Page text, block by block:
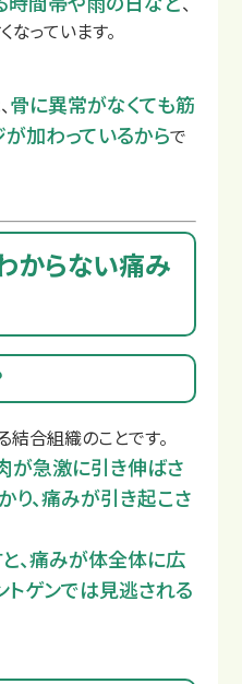
っています。
骨に異常がなくても筋
加わっているからで
からない痛み
結合組織のことです。
が急激に引き伸ばさ
り、痛みが引き起こさ
、痛みが体全体に広
トゲンでは見逃される